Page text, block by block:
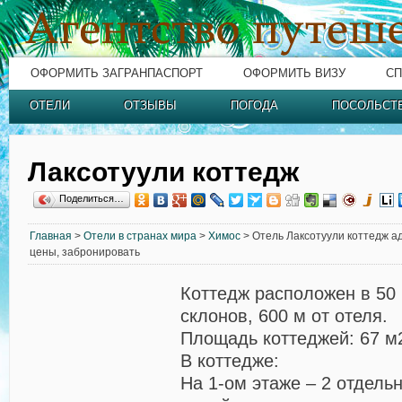
ОФОРМИТЬ ЗАГРАНПАСПОРТ ОФОРМИТЬ ВИЗУ
ОТЕЛИ ОТЗЫВЫ ПОГОДА
Лаксотуули коттедж
Поделиться…
Главная > Отели в странах мира > Химос > Отель Лаксотуули коттедж
цены, забронировать
Коттедж расположен в
склонов, 600 м от отеля.
Площадь коттеджей: 67
В коттедже:
На 1-ом этаже – 2